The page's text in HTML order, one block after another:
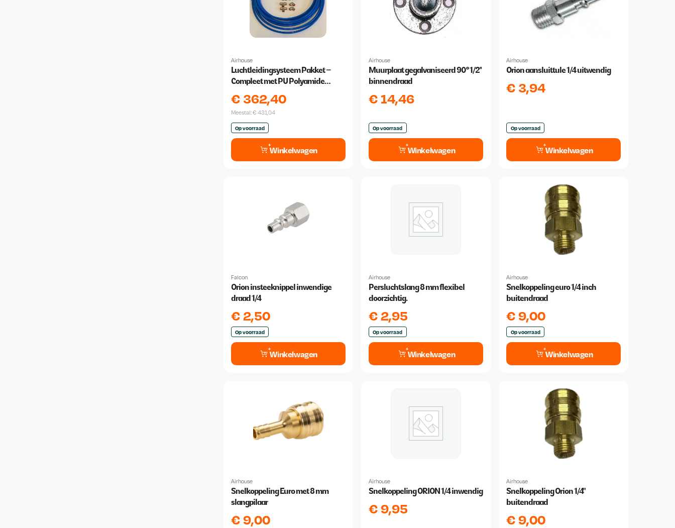
Airhouse
Luchtleidingsysteem Pakket –
Compleet met PU Polyamide
€ 362,40
Meestal:€ 431,04
Op voorraad
Winkelwagen
Airhouse
Muurplaat gegalvaniseerd 90° 1/2''
binnendraad
€14,46
Op voorraad
Winkelwagen
Airhouse
Orion aansluittule 1/4 uitwendig
€ 3,94
Op voorraad
Winkelwagen
Falcon
Orion insteeknippel inwendige
draad 1/4
€2,50
Op voorraad
Winkelwagen
Airhouse
Persluchtslang 8 mm flexibel
doorzichtig.
€2,95
Op voorraad
Winkelwagen
Airhouse
Snelkoppeling euro 1/4 inch
buitendraad
€ 9,00
Op voorraad
Winkelwagen
Airhouse
Snelkoppeling Euro met 8 mm
slangpilaar
€ 9,00
Airhouse
Snelkoppeling ORION 1/4 inwendig
€ 9,95
Airhouse
Snelkoppeling Orion 1/4"
buitendraad
€ 9,00